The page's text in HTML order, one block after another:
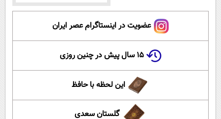
عضویت در اینستاگرام عصر ایران
۱۵ سال پیش در چنین روزی
این لحظه با حافظ
گلستان سعدی